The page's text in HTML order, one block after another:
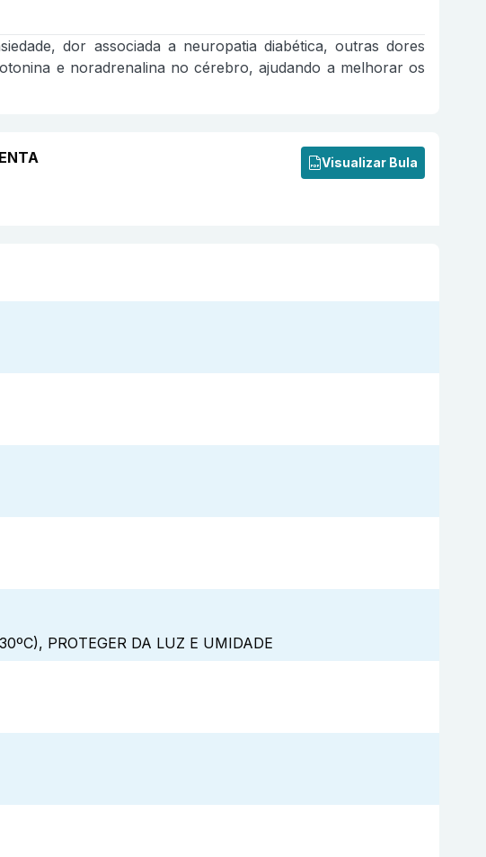
dor associada a neuropatia diabética, outras dores
e noradrenalina no cérebro, ajudando a melhorar os
Visualizar Bula
PROTEGER DA LUZ E UMIDADE